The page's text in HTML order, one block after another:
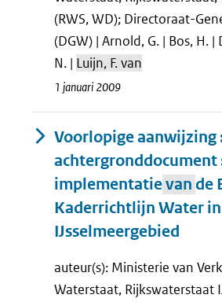
(RWS, WD); Directoraat-
(DGW) | Arnold, G. | Bos, H. |
N. | Luijn, F. van
1 januari 2009
Voorlopige aanwijzing
achtergronddocument
implementatievan de
Kaderrichtlijn Water
IJsselmeergebied
auteur(s): Ministerie van
Waterstaat, Rijkswaterstaat